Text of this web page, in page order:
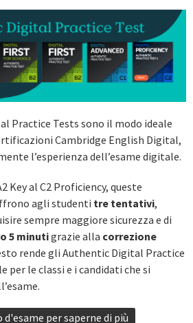
Practice Tests sono il modo ideale
Cambridge English Digital,
l’esperienza dell’esame digitale.
Key al C2 Proficiency, queste
agli studenti tre tentativi,
sempre maggiore sicurezza e di
5 minutigrazie alla correzione
rende gli Authentic Digital Practice
per le classi e i candidati che si
per saperne di più